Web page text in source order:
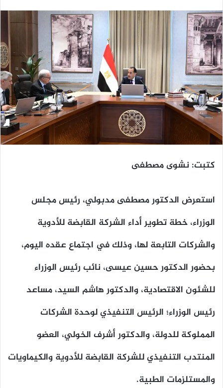
كتبت: نشوى مصطفى
استعرض الدكتور مصطفى مدبولي، رئيس مجلس
الوزراء، خطة تطوير أداء الشركة القابضة للأدوية
والشركات التابعة لها، وذلك في اجتماع عقده اليوم،
بحضور الدكتور حسين عيسى، نائب رئيس الوزراء
للشئون الاقتصادية، والدكتور هاشم السيد، مساعد
رئيس الوزراء؛ الرئيس التنفيذي لوحدة الشركات
المملوكة للدولة، والدكتور أشرف الخولي، العضو
المنتدب التنفيذي للشركة القابضة للأدوية والكيماويات
والمستلزمات الطبية.